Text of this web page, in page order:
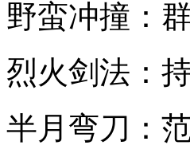
野蛮冲撞：
烈火剑法：
半月弯刀：